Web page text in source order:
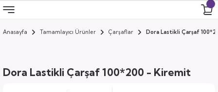
Geri Dön
Geri Dön
Geri Dön
Geri Dön
Anasayfa Tamamlayıcı Ürünler Çarşaflar Dora Lastikli Çarşaf
Dora Lastikli Çarşaf 100*200 - Kiremit